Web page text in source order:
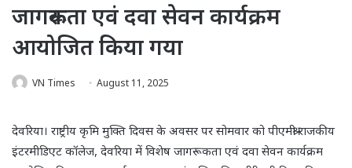
जागरूकता एवं दवा सेवन कार्यक्रम
आयोजित किया गया
VN Times August 11, 2025
देवरिया। राष्ट्रीय कृमि मुक्ति दिवस के अवसर पर सोमवार को पीएमश्री राजकीय
इंटरमीडिएट कॉलेज, देवरिया में विशेष जागरूकता एवं दवा सेवन कार्यक्रम